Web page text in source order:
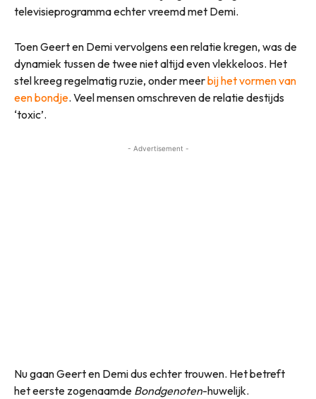
televisieprogramma echter vreemd met Demi.
Toen Geert en Demi vervolgens een relatie kregen, was de
dynamiek tussen de twee niet altijd even vlekkeloos. Het
stel kreeg regelmatig ruzie, onder meerbij het vormen van
een bondje. Veel mensen omschreven de relatie destijds
‘toxic’.
- Advertisement -
Nu gaan Geert en Demi dus echter trouwen. Het betreft
het eerste zogenaamde Bondgenoten-huwelijk.